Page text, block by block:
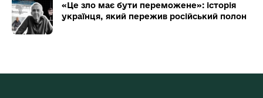
«Це зло має бути переможене»: історія
українця, який пережив російський полон